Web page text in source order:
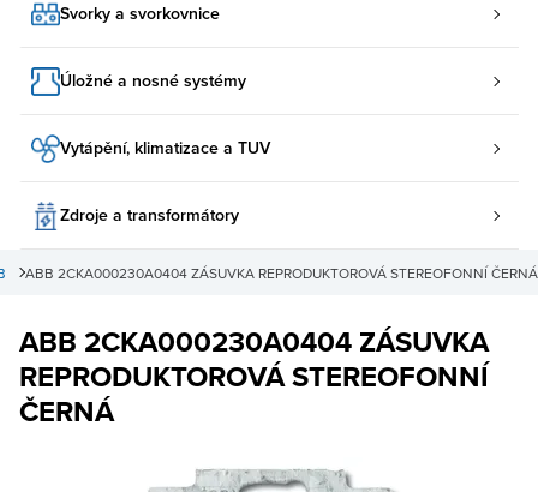
Svorky a svorkovnice
Úložné a nosné systémy
Vytápění, klimatizace a TUV
Zdroje a transformátory
ABB 2CKA000230A0404 ZÁSUVKA REPRODUKTOROVÁ STEREOFONNÍ ČERNÁ
ABB 2CKA000230A0404 ZÁSUVKA
REPRODUKTOROVÁ STEREOFONNÍ
ČERNÁ